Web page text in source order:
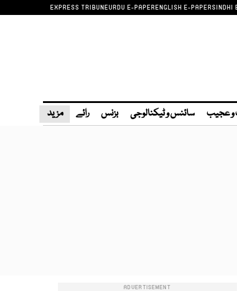
EXPRESS TRIBUNEURDU E-PAPERENGLISH E-PAPERSINDHI
عجیب سائنس و ٹیکنالوجی بزنس رائے مزید